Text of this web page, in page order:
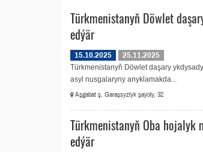
Türkmenistanyň Döwlet
edýär
15.10.2025
25.11.2025
Türkmenistanyň Döwlet daşary
asyl nusgalaryny anyklamakda...
Aşgabat ş, Garaşsyzlyk şaýoly, 32
Türkmenistanyň Oba
edýär